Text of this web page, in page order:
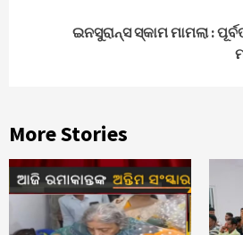
ଇନସୁରାନ୍ସ ସ୍କାମ ମାମଲା :
More Stories